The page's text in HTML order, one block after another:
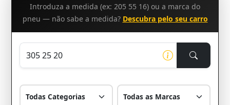
Introduza a medida (ex: 205 55 16) ou a marca do
pneu — não sabe a medida? Descubra pelo seu carro